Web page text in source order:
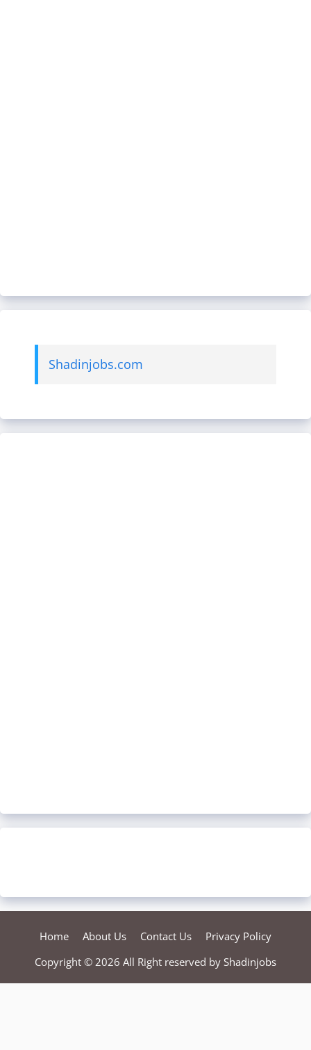
Shadinjobs.com
Home About Us Contact Us
Privacy Policy
Copyright © 2026 All Right reserved by Shadinjobs